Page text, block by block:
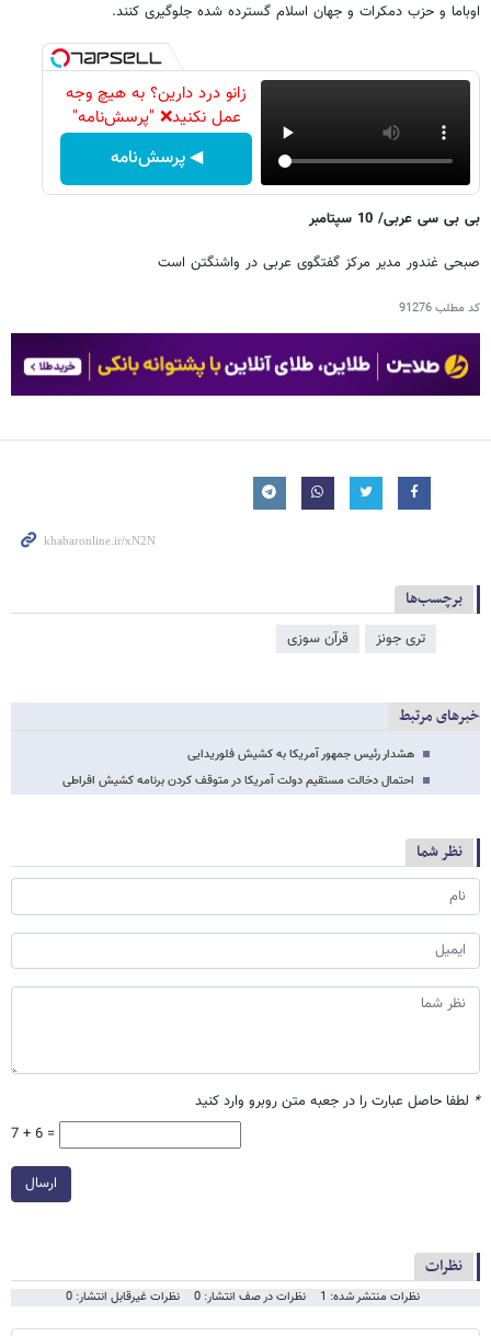
اوباما و حزب دمکرات و جهان اسلام گسترده شده جلوگیری کنند.
زانو درد دارین؟ به هیچ وجه
عمل نکنید❌ "پرسش‌نامه"
◀ پرسش‌نامه
بی بی سی عربی/ 10 سپتامبر
صبحی غندور مدیر مرکز گفتگوی عربی در واشنگتن است
کد مطلب91276
برچسب‌ها
تری جونز قرآن سوزی
خبرهای مرتبط
هشدار رئیس جمهور آمریکا به کشیش فلوریدایی
احتمال دخالت مستقیم دولت آمریکا در متوقف کردن برنامه کشیش افراطی
نظر شما
* لطفا حاصل عبارت را در جعبه متن روبرو وارد کنید
7 + 6 =
ارسال
نظرات
نظرات منتشر شده: 1 نظرات در صف انتشار: 0 نظرات غیرقابل انتشار: 0